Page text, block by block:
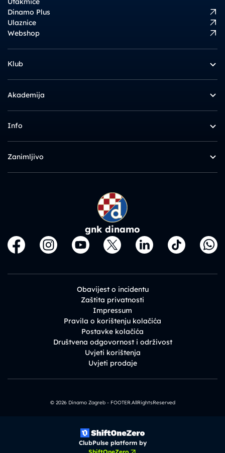
Dinamo Plus
Ulaznice
Webshop
Klub
Akademija
Info
Zanimljivo
gnk dinamo
Obavijest o incidentu
Zaštita privatnosti
Impressum
Pravila o korištenju kolačića
Postavke kolačića
Društvena odgovornost i održivost
Uvjeti korištenja
Uvjeti prodaje
© 2026 Dinamo Zagreb - FOOTER.AllRightsReserved
ClubPulse platform by